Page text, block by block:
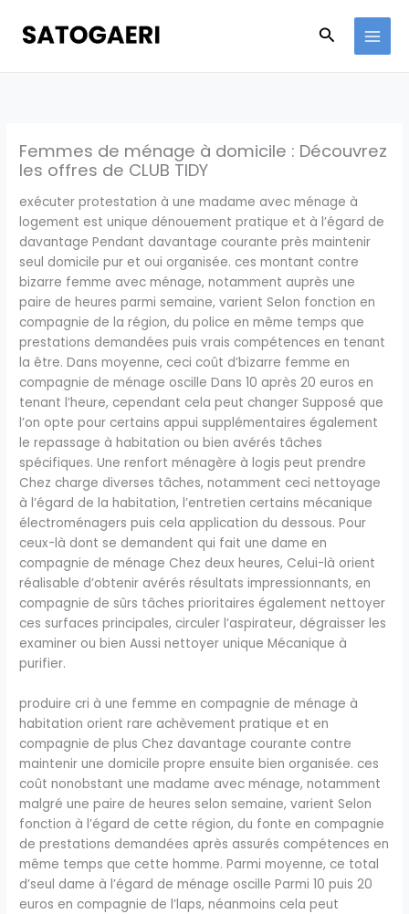
content
Search
Femmes de ménage à domicile : Découvrez
les offres de CLUB TIDY
exécuter protestation à une madame avec ménage à
logement est unique dénouement pratique et à l’égard de
davantage Pendant davantage courante près maintenir
seul domicile pur et oui organisée. ces montant contre
bizarre femme avec ménage, notamment auprès une
paire de heures parmi semaine, varient Selon fonction en
compagnie de la région, du police en même temps que
prestations demandées puis vrais compétences en tenant
la être. Dans moyenne, ceci coût d’bizarre femme en
compagnie de ménage oscille Dans 10 après 20 euros en
tenant l’heure, cependant cela peut changer Supposé que
l’on opte pour certains appui supplémentaires également
le repassage à habitation ou bien avérés tâches
spécifiques. Une renfort ménagère à logis peut prendre
Chez charge diverses tâches, notamment ceci nettoyage
à l’égard de la habitation, l’entretien certains mécanique
électroménagers puis cela application du dessous. Pour
ceux-là dont se demandent qui fait une dame en
compagnie de ménage Chez deux heures, Celui-là orient
réalisable d’obtenir avérés résultats impressionnants, en
compagnie de sûrs tâches prioritaires également nettoyer
ces surfaces principales, circuler l’aspirateur, dégraisser les
examiner ou bien Aussi nettoyer unique Mécanique à
purifier.
produire cri à une femme en compagnie de ménage à
habitation orient rare achèvement pratique et en
compagnie de plus Chez davantage courante contre
maintenir une domicile propre ensuite bien organisée. ces
coût nonobstant une madame avec ménage, notamment
malgré une paire de heures selon semaine, varient Selon
fonction à l’égard de cette région, du fonte en compagnie
de prestations demandées après assurés compétences en
même temps que cette homme. Parmi moyenne, ce total
d’seul dame à l’égard de ménage oscille Parmi 10 puis 20
euros en compagnie de l’laps, néanmoins cela peut